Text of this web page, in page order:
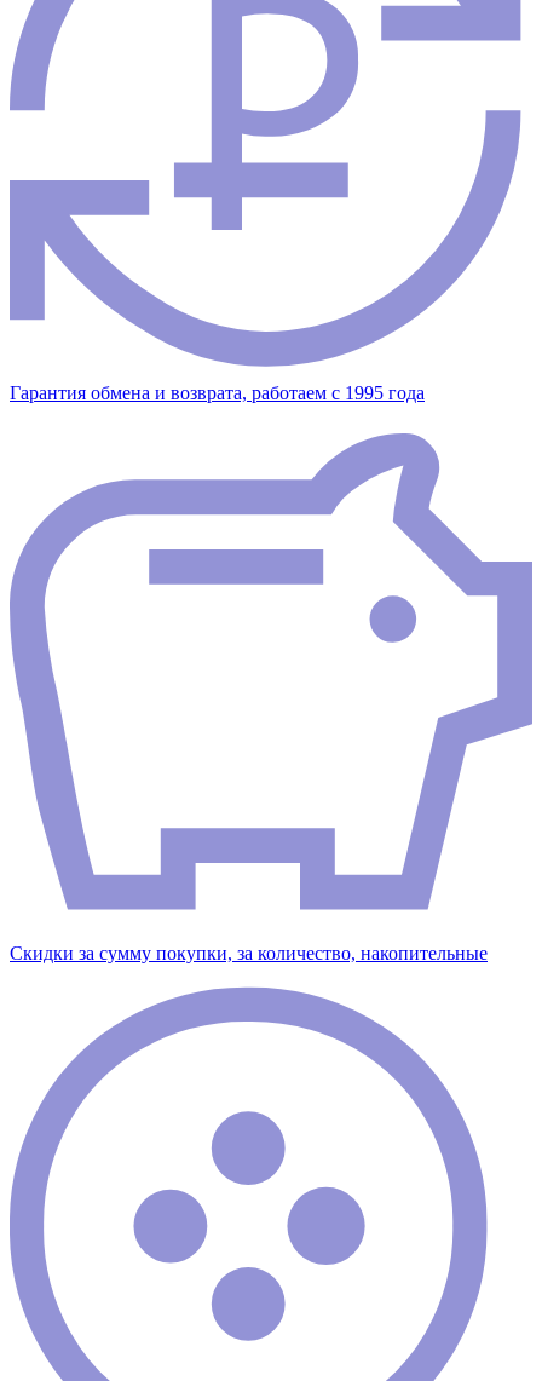
Гарантия обмена и возврата, работаем с 1995 года
Скидки за сумму покупки, за количество, накопительные